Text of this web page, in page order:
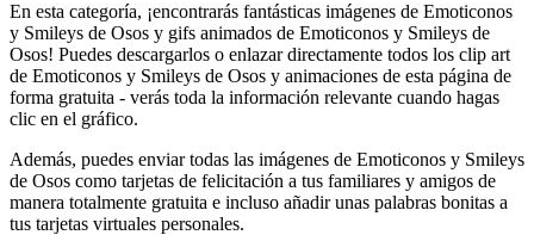
En esta categoría, ¡encontrarás fantásticas imágenes de Emoticonos
y Smileys de Osos y gifs animados de Emoticonos y Smileys de
Osos! Puedes descargarlos o enlazar directamente todos los clip art
de Emoticonos y Smileys de Osos y animaciones de esta página de
forma gratuita - verás toda la información relevante cuando hagas
clic en el gráfico.
Además, puedes enviar todas las imágenes de Emoticonos y Smileys
de Osos como tarjetas de felicitación a tus familiares y amigos de
manera totalmente gratuita e incluso añadir unas palabras bonitas a
tus tarjetas virtuales personales.